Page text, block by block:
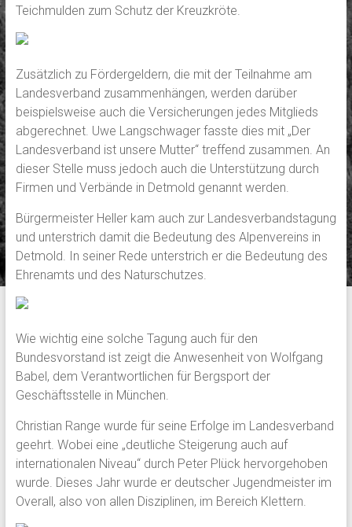
Teichmulden zum Schutz der Kreuzkröte.
Zusätzlich zu Fördergeldern, die mit der Teilnahme am
Landesverband zusammenhängen, werden darüber
beispielsweise auch die Versicherungen jedes Mitglieds
abgerechnet. Uwe Langschwager fasste dies mit „Der
Landesverband ist unsere Mutter“ treffend zusammen. An
dieser Stelle muss jedoch auch die Unterstützung durch
Firmen und Verbände in Detmold genannt werden.
Bürgermeister Heller kam auch zur Landesverbandstagung
und unterstrich damit die Bedeutung des Alpenvereins in
Detmold. In seiner Rede unterstrich er die Bedeutung des
Ehrenamts und des Naturschutzes.
Wie wichtig eine solche Tagung auch für den
Bundesvorstand ist zeigt die Anwesenheit von Wolfgang
Babel, dem Verantwortlichen für Bergsport der
Geschäftsstelle in München.
Christian Range wurde für seine Erfolge im Landesverband
geehrt. Wobei eine „deutliche Steigerung auch auf
internationalen Niveau“ durch Peter Plück hervorgehoben
wurde. Dieses Jahr wurde er deutscher Jugendmeister im
Overall, also von allen Disziplinen, im Bereich Klettern.